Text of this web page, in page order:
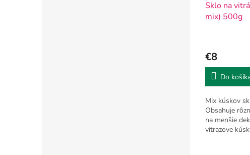
Sklo na
mix) 500g
€8
Do
Mix kúskov
Obsahuje
na menšie
vitrazove